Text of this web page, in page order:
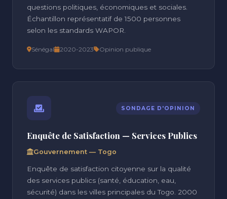
questions politiques, économiques et sociales.
Échantillon représentatif de 1500 personnes
selon les standards WAPOR.
Sénégal 2020-2023 Opinion publique
SONDAGE D'OPINION
Enquête de Satisfaction — Services Publics
Gouvernement — Togo
Enquête de satisfaction citoyenne sur la qualité
des services publics (santé, éducation, eau,
sécurité) dans les villes principales du Togo. 2000